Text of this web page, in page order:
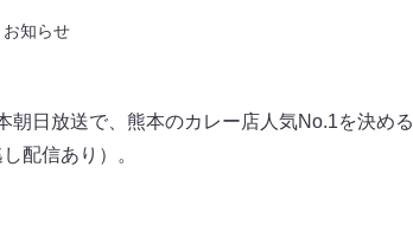
お知らせ
朝⽇放送で、熊本のカレー店人気No.1を決め
配信あり）。